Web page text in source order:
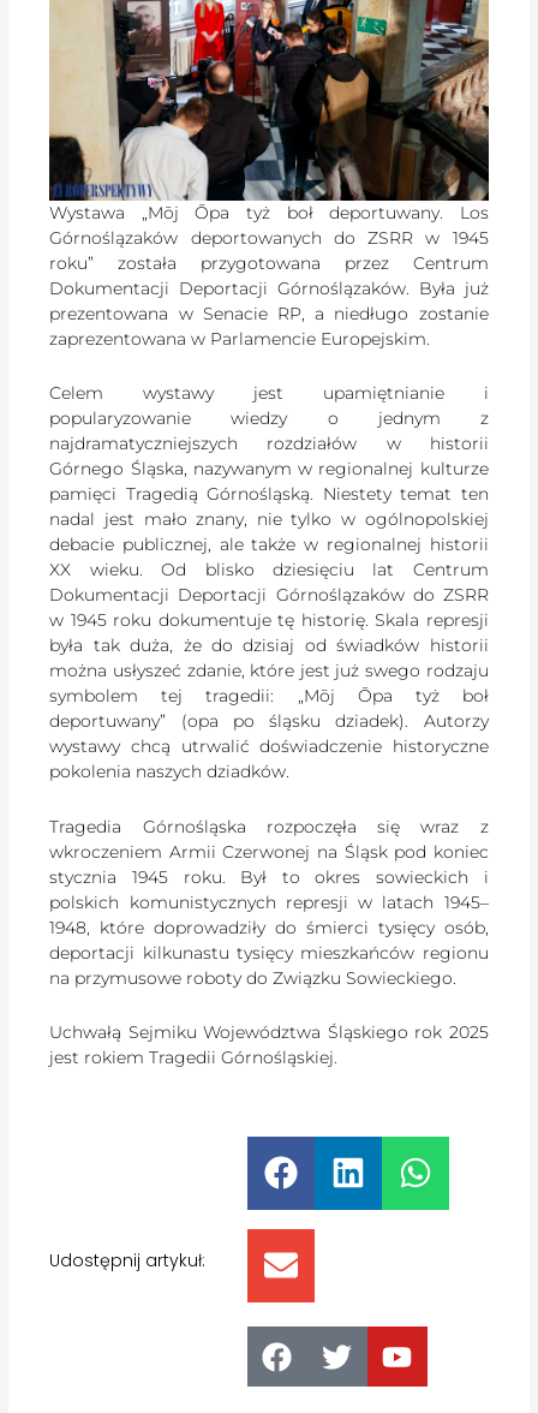
Wystawa „Mōj Ōpa tyż boł deportuwany. Los
Górnoślązaków deportowanych do ZSRR w 1945
roku” została przygotowana przez Centrum
Dokumentacji Deportacji Górnoślązaków. Była już
prezentowana w Senacie RP, a niedługo zostanie
zaprezentowana w Parlamencie Europejskim.
Celem wystawy jest upamiętnianie i
popularyzowanie wiedzy o jednym z
najdramatyczniejszych rozdziałów w historii
Górnego Śląska, nazywanym w regionalnej kulturze
pamięci Tragedią Górnośląską. Niestety temat ten
nadal jest mało znany, nie tylko w ogólnopolskiej
debacie publicznej, ale także w regionalnej historii
XX wieku. Od blisko dziesięciu lat Centrum
Dokumentacji Deportacji Górnoślązaków do ZSRR
w 1945 roku dokumentuje tę historię. Skala represji
była tak duża, że do dzisiaj od świadków historii
można usłyszeć zdanie, które jest już swego rodzaju
symbolem tej tragedii: „Mōj Ōpa tyż boł
deportuwany” (opa po śląsku dziadek). Autorzy
wystawy chcą utrwalić doświadczenie historyczne
pokolenia naszych dziadków.
Tragedia Górnośląska rozpoczęła się wraz z
wkroczeniem Armii Czerwonej na Śląsk pod koniec
stycznia 1945 roku. Był to okres sowieckich i
polskich komunistycznych represji w latach 1945–
1948, które doprowadziły do śmierci tysięcy osób,
deportacji kilkunastu tysięcy mieszkańców regionu
na przymusowe roboty do Związku Sowieckiego.
Uchwałą Sejmiku Województwa Śląskiego rok 2025
jest rokiem Tragedii Górnośląskiej.
Udostępnij artykuł: